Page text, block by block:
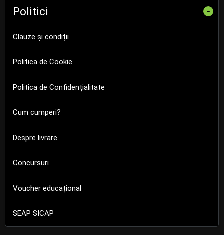
Politici -
Clauze și condiții
Politica de Cookie
Politica de Confidențialitate
Cum cumperi?
Despre livrare
Concursuri
Voucher educațional
SEAP SICAP